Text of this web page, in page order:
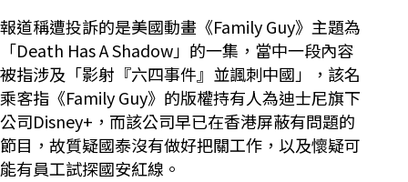
報道稱遭投訴的是美國動畫《Family Guy》主題為
「Death Has A Shadow」的一集，當中一段內容
被指涉及「影射『六四事件』並諷刺中國」，該名
乘客指《Family Guy》的版權持有人為迪士尼旗下
公司Disney+，而該公司早已在香港屏蔽有問題的
節目，故質疑國泰沒有做好把關工作，以及懷疑可
能有員工試探國安紅線。